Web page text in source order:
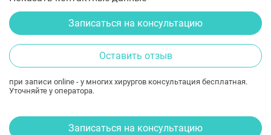
Записаться на консультацию
Оставить отзыв
при записи online - у многих хирургов консультация бесплатная.
Уточняйте у оператора.
Записаться на консультацию